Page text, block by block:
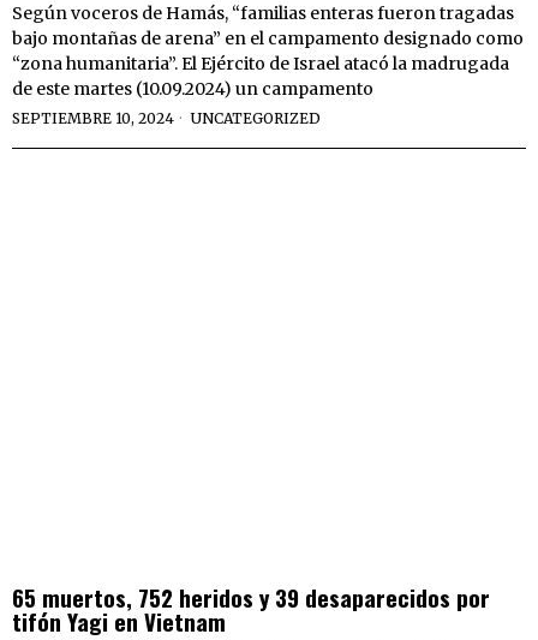
Según voceros de Hamás, “familias enteras fueron tragadas
bajo montañas de arena” en el campamento designado como
“zona humanitaria”. El Ejército de Israel atacó la madrugada
de este martes (10.09.2024) un campamento
SEPTIEMBRE 10, 2024 UNCATEGORIZED
65 muertos, 752 heridos y 39 desaparecidos por
tifón Yagi en Vietnam